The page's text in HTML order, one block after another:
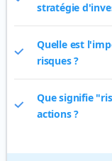
stratégie
Quelle est
risques ?
Que signifie
actions ?